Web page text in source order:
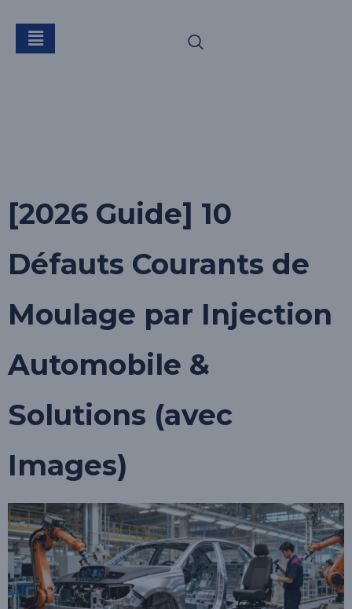
Étiquette :
[2026 Guide] 10
Défauts Courants de
Moulage par Injection
Automobile &
Solutions (avec
Images)